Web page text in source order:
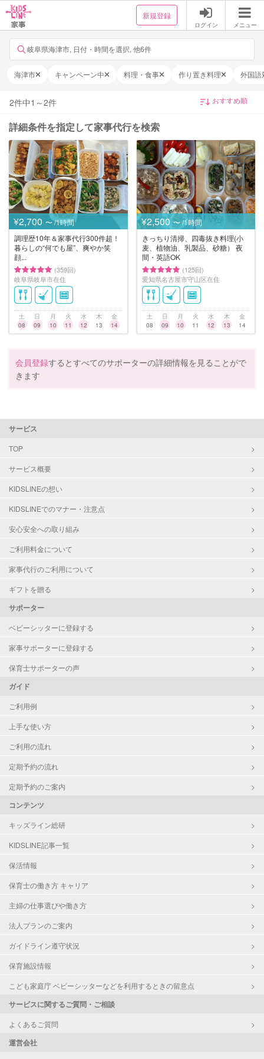
新規登録
ログイン メニュー
岐阜県海津市, 日付・時間を選択, 他6件
海津市 キャンペーン中 料理・食事 作り置き料理 外国語
2件中1 ～2件
詳細条件を指定して家事代行を検索
¥2,700 〜 /1時間
調理歴10年＆家事代行300件超！
暮らしの“何でも屋”、爽やか笑
顔...
(359回)
岐阜県岐阜市在住
土
08
日
09
月
10
火
11
水
12
木
13
金
14
¥2,500 〜 /1時間
きっちり清掃、四毒抜き料理(小
麦、植物油、乳製品、砂糖） 夜
間・英語OK
(125回)
愛知県名古屋市守山区在住
土
08
日
09
月
10
火
11
水
12
木
13
金
14
会員登録するとすべてのサポーターの詳細情報を見ることがで
きます
サービス
TOP
サービス概要
KIDSLINEの想い
KIDSLINEでのマナー・注意点
安心安全への取り組み
ご利用料金について
家事代行のご利用について
ギフトを贈る
サポーター
ベビーシッターに登録する
家事サポーターに登録する
保育士サポーターの声
ガイド
ご利用例
上手な使い方
ご利用の流れ
定期予約の流れ
定期予約のご案内
コンテンツ
キッズライン総研
KIDSLINE記事一覧
保活情報
保育士の働き方 キャリア
主婦の仕事選びや働き方
法人プランのご案内
ガイドライン遵守状況
保育施設情報
こども家庭庁 ベビーシッターなどを利用するときの留意点
サービスに関するご質問・ご相談
よくあるご質問
運営会社